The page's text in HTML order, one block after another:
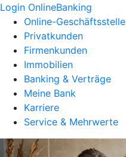
Login OnlineBanking
Online-Geschäftsstelle
Privatkunden
Firmenkunden
Immobilien
Banking & Verträge
Meine Bank
Karriere
Service & Mehrwerte